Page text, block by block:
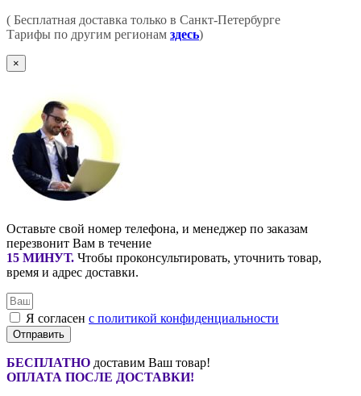
( Бесплатная доставка только в Санкт-Петербурге
Тарифы по другим регионам здесь)
×
Оставьте свой номер телефона, и менеджер по заказам
перезвонит Вам в течение
15 МИНУТ. Чтобы проконсультировать, уточнить товар,
время и адрес доставки.
Я согласен с политикой конфиденциальности
Отправить
БЕСПЛАТНО доставим Ваш товар!
ОПЛАТА ПОСЛЕ ДОСТАВКИ!